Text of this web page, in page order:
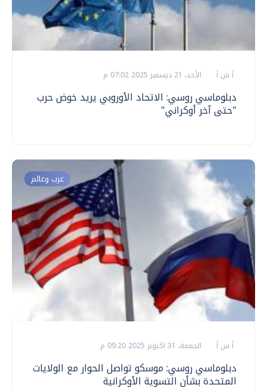
أ ش أ الأحد، 21 ديسمبر 2025 07:02 م
دبلوماسي روسي: الاتحاد الأوروبي يريد خوض حرب
"حتى آخر أوكراني"
عرب وعالم
أ ش أ الجمعة، 31 اكتوبر 2025 09:20 م
دبلوماسي روسي: موسكو تواصل الحوار مع الولايات
المتحدة بشأن التسوية الأوكرانية